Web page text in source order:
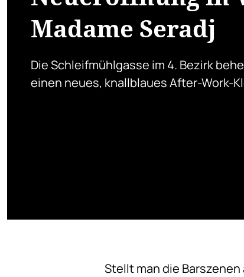
Madame Seradj
Die Schleifmühlgasse im 4. Bezirk
einen neues, knallblaues After-Work-
Stellt man die